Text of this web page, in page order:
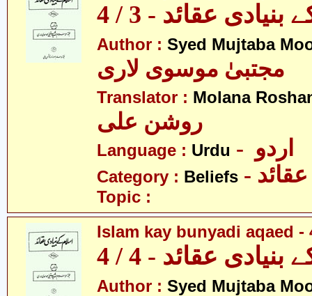
عقائد - 3 / 4
Author : Syed Mujtaba
مجتبیٰ موسوی لاری
Translator : Molana
روشن علی
Language : Urdu
Category : Beliefs - عقائد
Topic :
Islam kay bunyadi aqaed -
عقائد - 4 / 4
Author : Syed Mujtaba